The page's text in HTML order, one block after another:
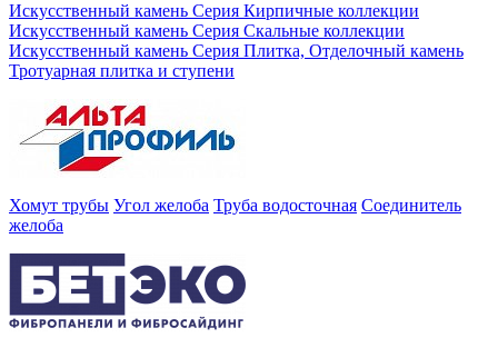
Искусственный камень Серия Кирпичные коллекции
Искусственный камень Серия Скальные коллекции
Искусственный камень Серия Плитка, Отделочный камень
Тротуарная плитка и ступени
Хомут трубы Угол желоба Труба водосточная Соединитель
желоба